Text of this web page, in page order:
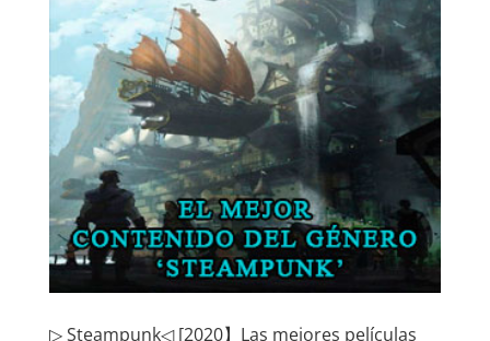
▷ Steampunk◁ [2020】Las mejores películas